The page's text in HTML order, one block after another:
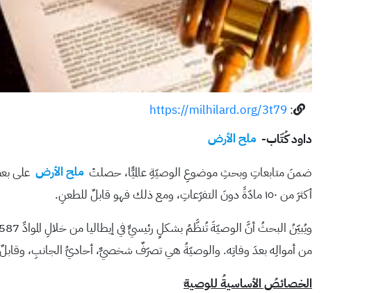
:
https://milhilard.org/3t79
داود كُتّاب- ملح الأرض
ضمنَ متابعاتِ وبحثِ موضوعِ الوصيّةِ عالميًّا، حصلتْ ملح الأرض على
أكثرَ من ١٥٠ مادّةً دونَ التفرّعاتِ، ومع ذلك فهو قابلٌ للطعنِ.
من أموالِه بعدَ وفاتِه. والوصيّةُ هي تصرّفٌ شخصيٌّ، أحاديُّ الجانبِ، وقابلٌ
الخصائصُ الأساسيةُ للوصية